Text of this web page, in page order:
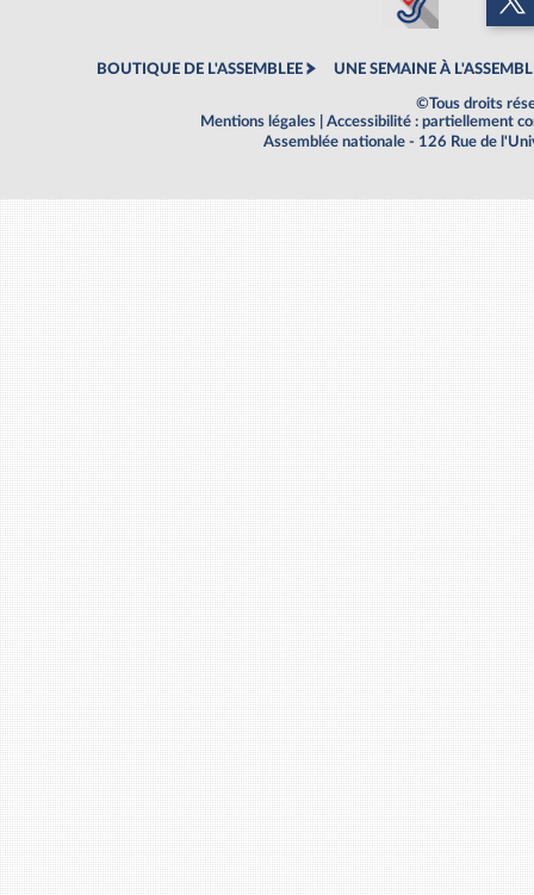
BOUTIQUE DE L'ASSEMBLEE UNE SEMAINE À
©Tous droits
Mentions légales
Accessibilité : partiellement
Assemblée nationale - 126 Rue de